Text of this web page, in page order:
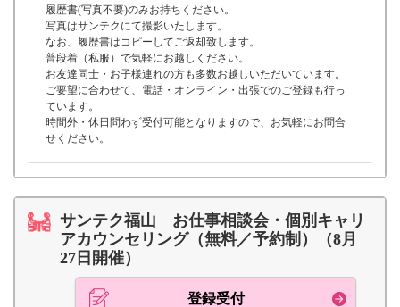
履歴書(写真不要)のみお持ちください。
写真はサンテクにて撮影いたします。
なお、履歴書はコピーしてご返却致します。
普段着（私服）で気軽にお越しください。
お友達同士・お子様連れの方も多数お越しいただいています。
ご要望に合わせて、電話・オンライン・出張でのご登録も行っ
ています。
時間外・休日問わず受付可能となりますので、お気軽にお問合
せください。
サンテク福山 お仕事相談会・個別キャリ
アカウンセリング（無料／予約制）（8月
27日開催）
登録受付